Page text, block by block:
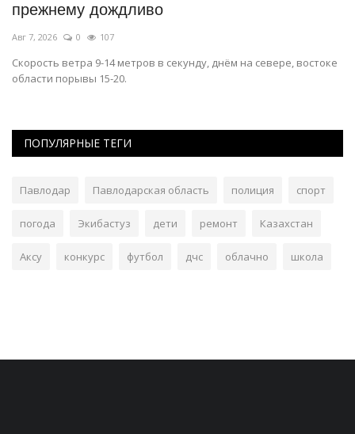
прежнему дождливо
Авг 7, 2026 0 107
Скорость ветра 9-14 метров в секунду, днём на севере, востоке
области порывы 15-20.
ПОПУЛЯРНЫЕ ТЕГИ
Павлодар Павлодарская область полиция спорт
погода Экибастуз дети ремонт Казахстан
Аксу конкурс футбол дчс облачно школа